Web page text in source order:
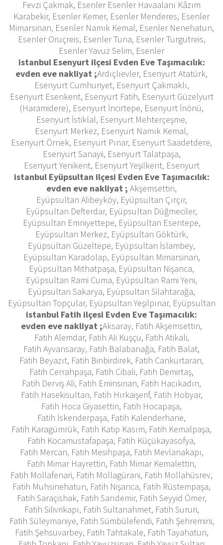
Fevzi Çakmak, Esenler Esenler Havaalanı Kâzım
Karabekir, Esenler Kemer, Esenler Menderes, Esenler
Mimarsinan, Esenler Namık Kemal, Esenler Nenehatun,
Esenler Oruçreis, Esenler Tuna, Esenler Turgutreis,
Esenler Yavuz Selim, Esenler
istanbul Esenyurt ilçesi Evden Eve Taşımacılık:
evden eve nakliyat ;Ardıçlıevler, Esenyurt Atatürk,
Esenyurt Cumhuriyet, Esenyurt Çakmaklı,
Esenyurt Esenkent, Esenyurt Fatih, Esenyurt Güzelyurt
(Haramidere), Esenyurt İncirtepe, Esenyurt İnönü,
Esenyurt İstiklal, Esenyurt Mehterçeşme,
Esenyurt Merkez, Esenyurt Namık Kemal,
Esenyurt Örnek, Esenyurt Pınar, Esenyurt Saadetdere,
Esenyurt Sanayii, Esenyurt Talatpaşa,
Esenyurt Yenikent, Esenyurt Yeşilkent, Esenyurt
istanbul Eyüpsultan ilçesi Evden Eve Taşımacılık:
evden eve nakliyat ; Akşemsettin,
Eyüpsultan Alibeyköy, Eyüpsultan Çırçır,
Eyüpsultan Defterdar, Eyüpsultan Düğmeciler,
Eyüpsultan Emniyettepe, Eyüpsultan Esentepe,
Eyüpsultan Merkez, Eyüpsultan Göktürk,
Eyüpsultan Güzeltepe, Eyüpsultan İslambey,
Eyüpsultan Karadolap, Eyüpsultan Mimarsinan,
Eyüpsultan Mithatpaşa, Eyüpsultan Nişanca,
Eyüpsultan Rami Cuma, Eyüpsultan Rami Yeni,
Eyüpsultan Sakarya, Eyüpsultan Silahtarağa,
Eyüpsultan Topçular, Eyüpsultan Yeşilpınar, Eyüpsultan
istanbul Fatih ilçesi Evden Eve Taşımacılık:
evden eve nakliyat ;Aksaray, Fatih Akşemsettin,
Fatih Alemdar, Fatih Ali Kuşçu, Fatih Atikali,
Fatih Ayvansaray, Fatih Balabanağa, Fatih Balat,
Fatih Beyazıt, Fatih Binbirdirek, Fatih Cankurtaran,
Fatih Cerrahpaşa, Fatih Cibali, Fatih Demirtaş,
Fatih Derviş Ali, Fatih Eminsinan, Fatih Hacıkadın,
Fatih Hasekisultan, Fatih Hırkaişerif, Fatih Hobyar,
Fatih Hoca Giyasettin, Fatih Hocapaşa,
Fatih İskenderpaşa, Fatih Kalenderhane,
Fatih Karagümrük, Fatih Katip Kasım, Fatih Kemalpaşa,
Fatih Kocamustafapaşa, Fatih Küçükayasofya,
Fatih Mercan, Fatih Mesihpaşa, Fatih Mevlanakapı,
Fatih Mimar Hayrettin, Fatih Mimar Kemalettin,
Fatih Mollafenari, Fatih Mollagürani, Fatih Mollahüsrev,
Fatih Muhsinehatun, Fatih Nişanca, Fatih Rüstempaşa,
Fatih Saraçishak, Fatih Sarıdemir, Fatih Seyyid Ömer,
Fatih Silivrikapı, Fatih Sultanahmet, Fatih Sururi,
Fatih Süleymaniye, Fatih Sümbülefendi, Fatih Şehremini,
Fatih Şehsuvarbey, Fatih Tahtakale, Fatih Tayahatun,